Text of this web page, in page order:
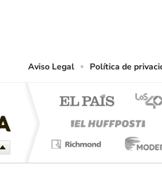
Aviso Legal Política de